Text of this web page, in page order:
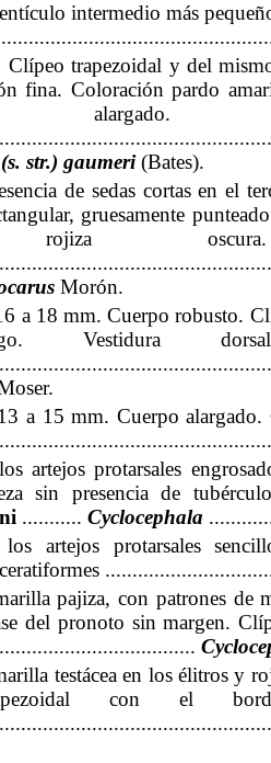
intermedio más
trapezoidal y del
fina. Coloración pardo
str.) gaumeri(Bates).
de sedas cortas en el
gruesamente
rojiza
Morón.
a 18 mm. Cuerpo robusto.
Vestidura
.
a 15 mm. Cuerpo alargado.
artejos protarsales
sin presencia de
........... Cyclocephala
artejos protarsales
pajiza, con patrones de
del pronoto sin margen.
testácea en los élitros y
con el